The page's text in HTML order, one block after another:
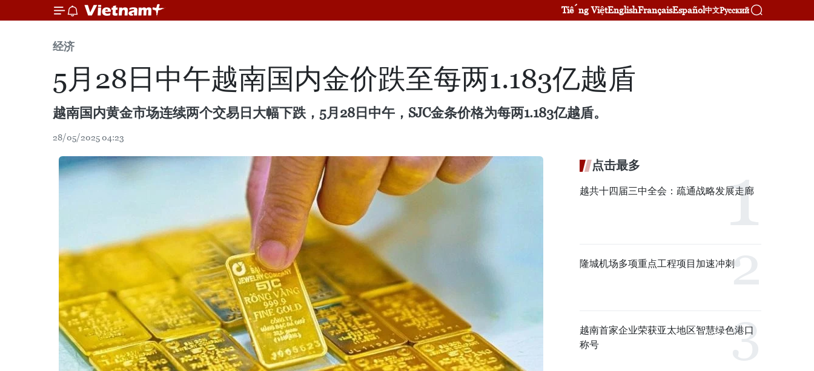
Tiếng ViệtEnglishFrançaisEspañol中文Русский
经济
5月28日中午越南国内金价跌至每两1.183亿越盾
越南国内黄金市场连续两个交易日大幅下跌，5月28日中午，SJC金条价格为每两1.183亿越盾。
28/05/2025 04:23
点击最多
越共十四届三中全会：疏通战略发展走廊
隆城机场多项重点工程项目加速冲刺
越南首家企业荣获亚太地区智慧绿色港口
称号